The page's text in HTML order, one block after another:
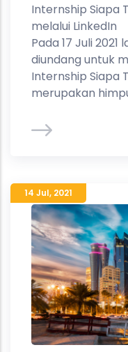
Internship Siapa
melalui LinkedIn
Pada 17 Juli
diundang untuk
Internship Siapa
merupakan
14 Jul, 2021